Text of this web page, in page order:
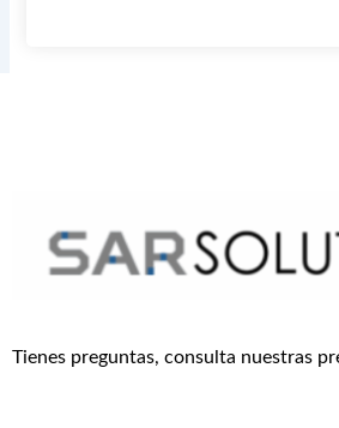
Tienes preguntas, consulta nuestras